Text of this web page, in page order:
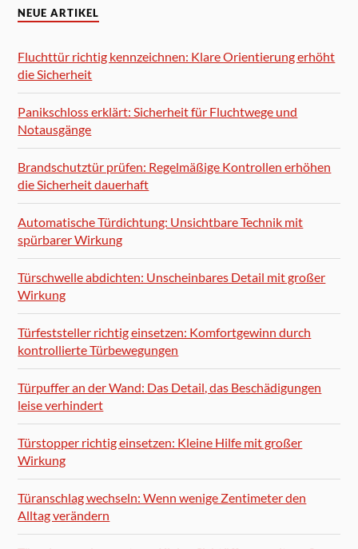
NEUE ARTIKEL
Fluchttür richtig kennzeichnen: Klare Orientierung erhöht
die Sicherheit
Panikschloss erklärt: Sicherheit für Fluchtwege und
Notausgänge
Brandschutztür prüfen: Regelmäßige Kontrollen erhöhen
die Sicherheit dauerhaft
Automatische Türdichtung: Unsichtbare Technik mit
spürbarer Wirkung
Türschwelle abdichten: Unscheinbares Detail mit großer
Wirkung
Türfeststeller richtig einsetzen: Komfortgewinn durch
kontrollierte Türbewegungen
Türpuffer an der Wand: Das Detail, das Beschädigungen
leise verhindert
Türstopper richtig einsetzen: Kleine Hilfe mit großer
Wirkung
Türanschlag wechseln: Wenn wenige Zentimeter den
Alltag verändern